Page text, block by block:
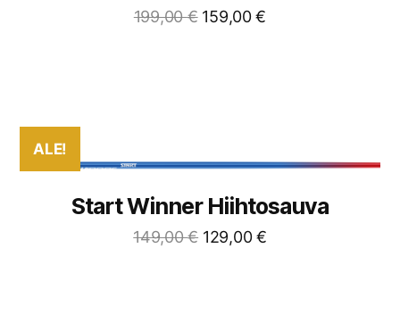
199,00€ 159,00€
ALE!
Start Winner Hiihtosauva
149,00€ 129,00€